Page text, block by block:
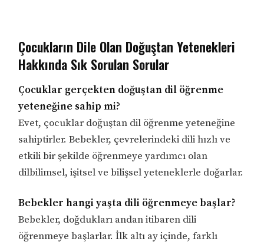
Çocukların Dile Olan Doğuştan Yetenekleri
Hakkında Sık Sorulan Sorular
Çocuklar gerçekten doğuştan dil öğrenme
yeteneğine sahip mi?
Evet, çocuklar doğuştan dil öğrenme yeteneğine
sahiptirler. Bebekler, çevrelerindeki dili hızlı ve
etkili bir şekilde öğrenmeye yardımcı olan
dilbilimsel, işitsel ve bilişsel yeteneklerle doğarlar.
Bebekler hangi yaşta dili öğrenmeye başlar?
Bebekler, doğdukları andan itibaren dili
öğrenmeye başlarlar. İlk altı ay içinde, farklı